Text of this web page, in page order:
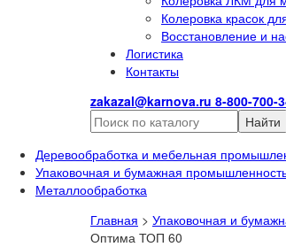
Колеровка красок
Восстановление и
Логистика
Контакты
zakazal@karnova.ru 8-800-700-
Найти
Деревообработка и мебельная
Упаковочная и бумажная
Металлообработка
Главная > Упаковочная и
Оптима ТОП 60